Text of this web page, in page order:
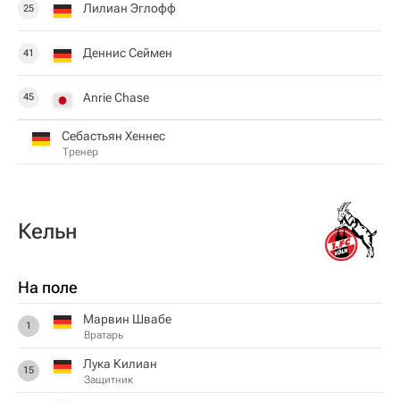
25 Лилиан Эглофф
41 Деннис Сеймен
45 Anrie Chase
Себастьян Хеннес
Тренер
Кельн
На поле
1 Марвин Швабе
Вратарь
15 Лука Килиан
Защитник